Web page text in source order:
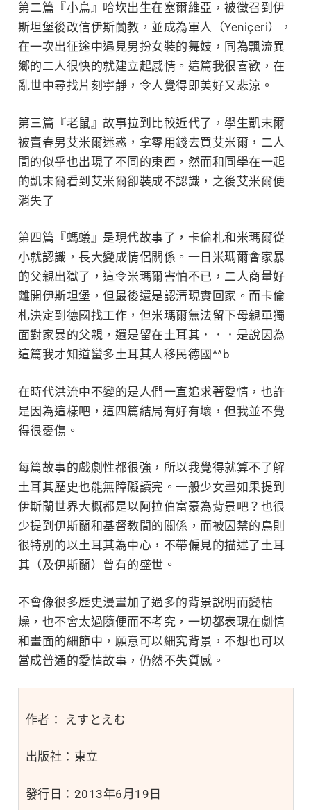
第二篇『小鳥』哈坎出生在塞爾維亞，被徵召到伊
斯坦堡後改信伊斯蘭教，並成為軍人（Yeniçeri），
在一次出征途中遇見男扮女裝的舞妓，同為飄流異
鄉的二人很快的就建立起感情。這篇我很喜歡，在
亂世中尋找片刻寧靜，令人覺得即美好又悲涼。
第三篇『老鼠』故事拉到比較近代了，學生凱末爾
被賣春男艾米爾迷惑，拿零用錢去買艾米爾，二人
間的似乎也出現了不同的東西，然而和同學在一起
的凱末爾看到艾米爾卻裝成不認識，之後艾米爾便
消失了
第四篇『螞蟻』是現代故事了，卡倫札和米瑪爾從
小就認識，長大變成情侶關係。一日米瑪爾會家暴
的父親出獄了，這令米瑪爾害怕不已，二人商量好
離開伊斯坦堡，但最後還是認清現實回家。而卡倫
札決定到德國找工作，但米瑪爾無法留下母親單獨
面對家暴的父親，還是留在土耳其．．．是說因為
這篇我才知道蠻多土耳其人移民德國^^b
在時代洪流中不變的是人們一直追求著愛情，也許
是因為這樣吧，這四篇結局有好有壞，但我並不覺
得很憂傷。
每篇故事的戲劇性都很強，所以我覺得就算不了解
土耳其歷史也能無障礙讀完。一般少女畫如果提到
伊斯蘭世界大概都是以阿拉伯富豪為背景吧？也很
少提到伊斯蘭和基督教間的關係，而被囚禁的鳥則
很特別的以土耳其為中心，不帶偏見的描述了土耳
其（及伊斯蘭）曾有的盛世。
不會像很多歷史漫畫加了過多的背景說明而變枯
燥，也不會太過隨便而不考究，一切都表現在劇情
和畫面的細節中，願意可以細究背景，不想也可以
當成普通的愛情故事，仍然不失質感。
作者： えすとえむ
出版社：東立
發行日： 2013年6月19日